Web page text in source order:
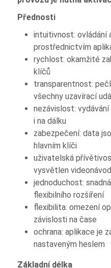
Přednosti
intuitivnost: ovládání
prostřednictvím
rychlost: okamžité
klíčů
transparentnost:
všechny uzavírací
nezávislost:
i na dálku
zabezpečení: data
hlavním klíči
uživatelská
vysvětlen
jednoduchost:
flexibilního rozšíření
flexibilita: omezení
závislosti na čase
ochrana: aplikace je
nastaveným heslem
Základní délka